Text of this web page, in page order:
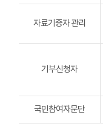
자료기증자 관리
기부신청자
국민참여자문단